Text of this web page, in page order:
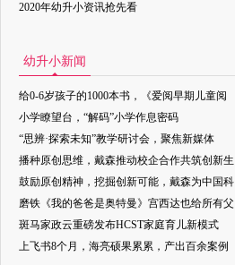
2020年幼升小资讯抢先看
幼升小新闻
给0-6岁孩子的1000本书，《爱阅早期儿童阅
小学瞭望台，“解码”小学作息密码
“思辨·探索未知”教学研讨会，聚焦新媒体
播种原创思维，戴森推动校企合作共筑创新生
鼓励原创精神，挖掘创新可能，戴森为中国科
磨铁《我的爸爸是奥特曼》宫西达也给所有父
斑马家政云重磅发布HCST家庭育儿新模式
上飞书8个月，海亮硕果累累，产出百余案例